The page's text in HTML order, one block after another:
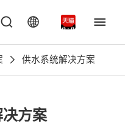
供水系统解决方案
方案